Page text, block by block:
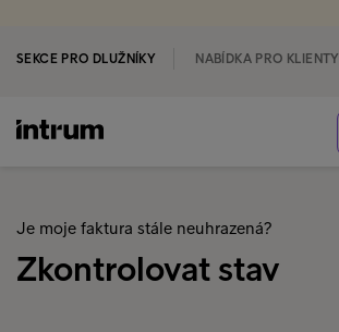
SEKCE PRO DLUŽNÍKY NABÍDKA PRO KLIENTY
Je moje faktura stále neuhrazená?
Zkontrolovat stav